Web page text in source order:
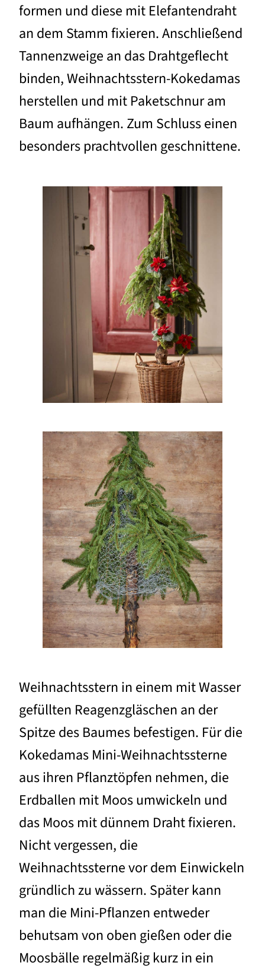
formen und diese mit Elefantendraht
an dem Stamm fixieren. Anschließend
Tannenzweige an das Drahtgeflecht
binden, Weihnachtsstern-Kokedamas
herstellen und mit Paketschnur am
Baum aufhängen. Zum Schluss einen
besonders prachtvollen geschnittene.
Weihnachtsstern in einem mit Wasser
gefüllten Reagenzgläschen an der
Spitze des Baumes befestigen. Für die
Kokedamas Mini-Weihnachtssterne
aus ihren Pflanztöpfen nehmen, die
Erdballen mit Moos umwickeln und
das Moos mit dünnem Draht fixieren.
Nicht vergessen, die
Weihnachtssterne vor dem Einwickeln
gründlich zu wässern. Später kann
man die Mini-Pflanzen entweder
behutsam von oben gießen oder die
Moosbälle regelmäßig kurz in ein